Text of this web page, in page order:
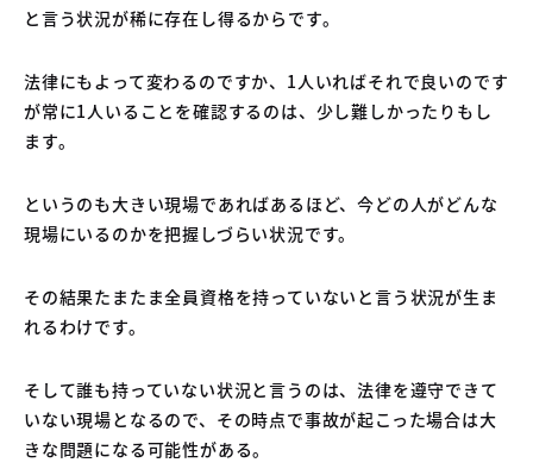
と言う状況が稀に存在し得るからです。
法律にもよって変わるのですか、1人いればそれで良いのです
が常に1人いることを確認するのは、少し難しかったりもし
ます。
というのも大きい現場であればあるほど、今どの人がどんな
現場にいるのかを把握しづらい状況です。
その結果たまたま全員資格を持っていないと言う状況が生ま
れるわけです。
そして誰も持っていない状況と言うのは、法律を遵守できて
いない現場となるので、その時点で事故が起こった場合は大
きな問題になる可能性がある。